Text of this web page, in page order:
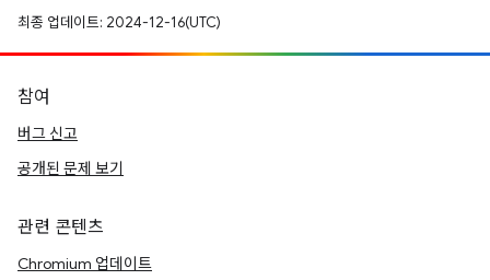
최종 업데이트: 2024-12-16(UTC)
참여
버그 신고
공개된 문제 보기
관련 콘텐츠
Chromium 업데이트